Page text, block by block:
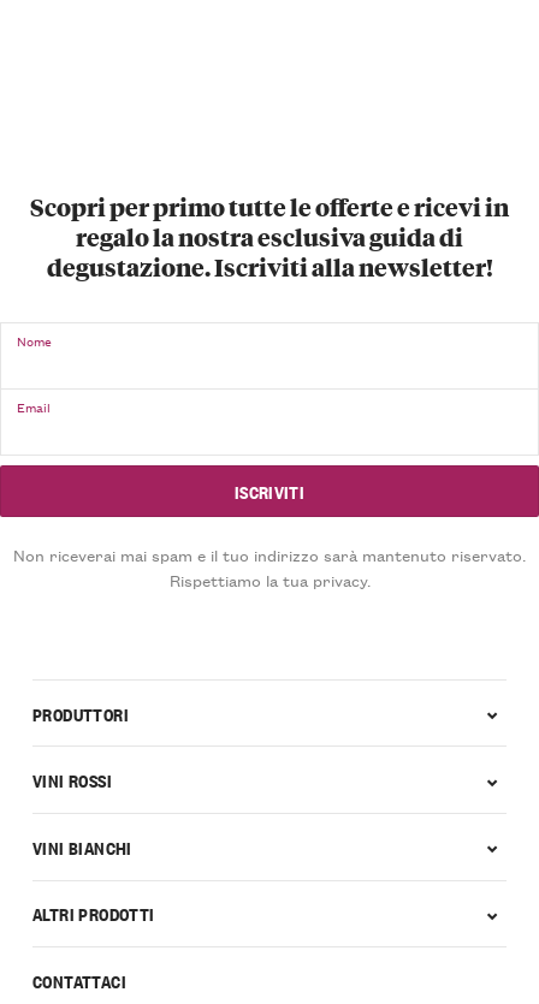
Scopri per primo tutte le offerte e ricevi in
regalo la nostra esclusiva guida di
degustazione. Iscriviti alla newsletter!
Nome
Email
Non riceverai mai spam e il tuo indirizzo sarà mantenuto riservato.
Rispettiamo la tua privacy.
CONTATTACI
PRODUTTORI
VINI ROSSI
VINI BIANCHI
ALTRI PRODOTTI